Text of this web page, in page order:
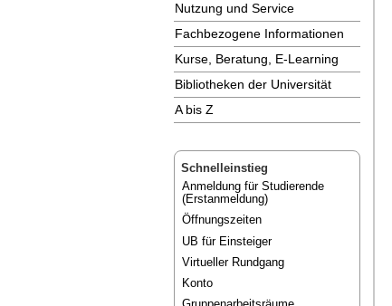
Nutzung und Service
Fachbezogene Informationen
Kurse, Beratung, E-Learning
Bibliotheken der Universität
A bis Z
Schnelleinstieg
Anmeldung für Studierende
(Erstanmeldung)
Öffnungszeiten
UB für Einsteiger
Virtueller Rundgang
Konto